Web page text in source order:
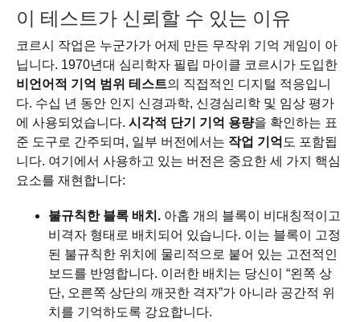
이 테스트가 신뢰할 수 있는 이유
코르시 작업은 누군가가 어제 만든 무작위 기억 게임이 아
닙니다. 1970년대 심리학자 필립 마이클 코르시가 도입한
비언어적 기억 범위 테스트의 직접적인 디지털 적응입니
다. 수십 년 동안 인지 신경과학, 신경심리학 및 임상 평가
에 사용되었습니다. 시각적 단기 기억 용량을 확인하는 표
준 도구로 간주되며, 일부 버전에서는 작업 기억 도 포함됩
니다. 여기에서 사용하고 있는 버전은 중요한 세 가지 핵심
요소를 재현합니다:
불규칙한 블록 배치. 아홉 개의 블록이 비대칭적이고
비격자 형태로 배치되어 있습니다. 이는 블록이 고정
된 불규칙한 위치에 물리적으로 붙어 있는 고전적인
보드를 반영합니다. 이러한 배치는 당신이 “왼쪽 상
단, 오른쪽 상단의 깨끗한 격자”가 아니라 공간적 위
치를 기억하도록 강요합니다.